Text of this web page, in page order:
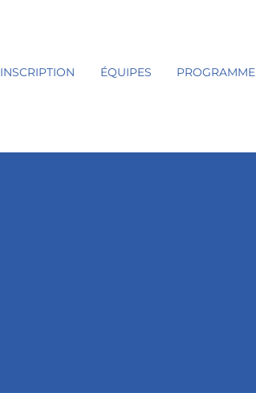
INSCRIPTION ÉQUIPES PROGRAMME